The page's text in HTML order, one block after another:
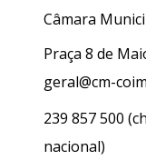
Câmara
Praça 8 de
geral@cm-
239 857 500
nacional)